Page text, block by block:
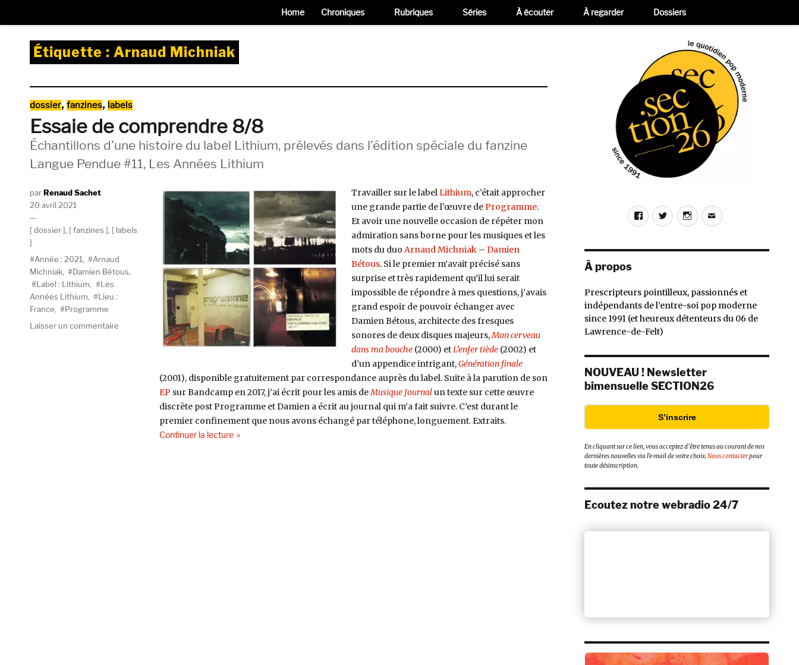
Étiquette : Arnaud Michniak
Catégories
dossier, fanzines, labels
Essaie de comprendre 8/8
Échantillons d’une histoire du label Lithium, prélevés dans l’édition spéciale du fanzine
Langue Pendue #11, Les Années Lithium
Travailler sur le labelLithium, c’était approcher
une grande partie de l’œuvre deProgramme.
Et avoir une nouvelle occasion de répéter mon
admiration sans borne pour les musiques et les
mots du duo Arnaud Michniak– Damien
Bétous. Si le premier m’avait précisé sans
surprise et très rapidement qu’il lui serait
impossible de répondre à mes questions, j’avais
grand espoir de pouvoir échanger avec
Damien Bétous, architecte des fresques
sonores de deux disques majeurs,Mon cerveau
dans ma bouche(2000) etL’enfer tiède(2002) et
d’un appendice intrigant,Génération finale
(2001), disponible gratuitement par correspondance auprès du label. Suite à la parution de son
EP sur Bandcamp en 2017, j’ai écrit pour les amis deMusique Journalun texte sur cette œuvre
discrète post Programme et Damien a écrit au journal qui m’a fait suivre. C’est durant le
premier confinement que nous avons échangé par téléphone, longuement. Extraits.
Continuer la lecturede « Essaie de comprendre 8/8 »
AuteurRenaud Sachet
Publié
le
20 avril 2021
Catégories
dossier fanzines labels
Étiquettes
Année : 2021
Arnaud
Michniak
Damien Bétous
Label : Lithium
Les
Années Lithium
Lieu :
France
Programme
Laisser un commentaire
FacebookTwitterInstagram
E-
À propos
Prescripteurs pointilleux, passionnés et
indépendants de l’entre-soi pop moderne
since 1991 (et heureux détenteurs du 06 de
Lawrence-de-Felt)
NOUVEAU ! Newsletter
bimensuelle SECTION26
S’inscrire
En cliquant sur ce lien, vous acceptez d’être tenus au courant de nos
dernières nouvelles via l’e-mail de votre choix.Nous contacterpour
toute désinscription.
Ecoutez notre webradio 24/7
Home Chroniques Rubriques Séries À écouter À regarder Dossiers